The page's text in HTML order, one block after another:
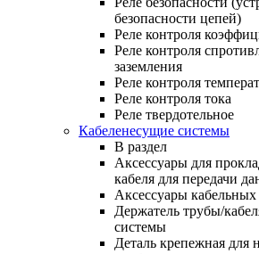
безопасности цепей)
Реле контроля
Реле контроля
заземления
Реле контроля
Реле контроля тока
Реле твердотельное
Кабеленесущие системы
В раздел
Аксессуары для
кабеля для передачи
Аксессуары
Держатель трубы/
системы
Деталь крепежная для